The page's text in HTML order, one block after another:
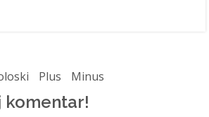
Plus Minus
komentar!